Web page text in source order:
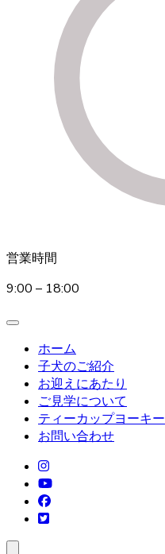
営業時間
9:00 – 18:00
ホーム
子犬のご紹介
お迎えにあたり
ご見学について
ティーカップヨーキー
お問い合わせ